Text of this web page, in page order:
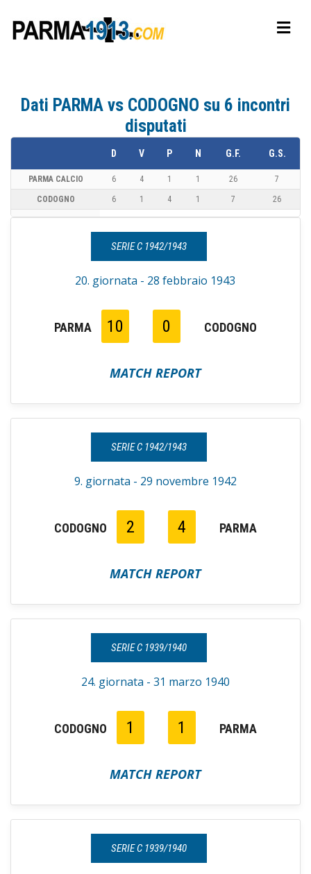
Dati PARMA vs CODOGNO su 6 incontri
disputati
D V P N G.F. G.S.
PARMA CALCIO 6 4 1 1 26 7
CODOGNO 6 1 4 1 7 26
SERIE C 1942/1943
20. giornata - 28 febbraio 1943
PARMA 10 0 CODOGNO
MATCH REPORT
SERIE C 1942/1943
9. giornata - 29 novembre 1942
CODOGNO 2 4 PARMA
MATCH REPORT
SERIE C 1939/1940
24. giornata - 31 marzo 1940
CODOGNO 1 1 PARMA
MATCH REPORT
SERIE C 1939/1940